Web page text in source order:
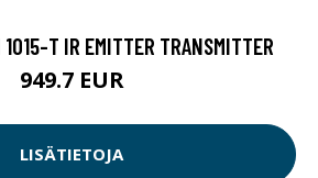
1015-T IR EMITTER TRANSMITTER
949.7 EUR
LISÄTIETOJA